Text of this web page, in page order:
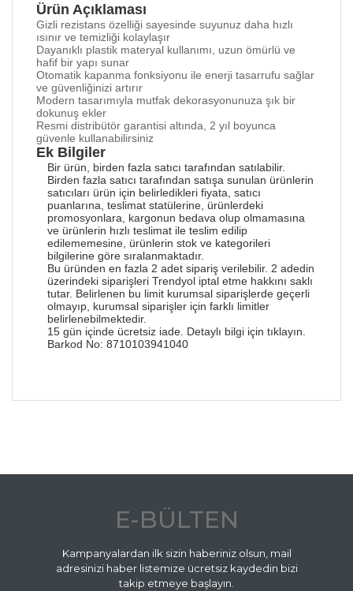
Ürün Açıklaması
Gizli rezistans özelliği sayesinde suyunuz daha hızlı
ısınır ve temizliği kolaylaşır
Dayanıklı plastik materyal kullanımı, uzun ömürlü ve
hafif bir yapı sunar
Otomatik kapanma fonksiyonu ile enerji tasarrufu sağlar
ve güvenliğinizi artırır
Modern tasarımıyla mutfak dekorasyonunuza şık bir
dokunuş ekler
Resmi distribütör garantisi altında, 2 yıl boyunca
güvenle kullanabilirsiniz
Ek Bilgiler
Bir ürün, birden fazla satıcı tarafından satılabilir.
Birden fazla satıcı tarafından satışa sunulan ürünlerin
satıcıları ürün için belirledikleri fiyata, satıcı
puanlarına, teslimat statülerine, ürünlerdeki
promosyonlara, kargonun bedava olup olmamasına
ve ürünlerin hızlı teslimat ile teslim edilip
edilememesine, ürünlerin stok ve kategorileri
bilgilerine göre sıralanmaktadır.
Bu üründen en fazla 2 adet sipariş verilebilir. 2 adedin
üzerindeki siparişleri Trendyol iptal etme hakkını saklı
tutar. Belirlenen bu limit kurumsal siparişlerde geçerli
olmayıp, kurumsal siparişler için farklı limitler
belirlenebilmektedir.
15 gün içinde ücretsiz iade. Detaylı bilgi için tıklayın
Barkod No: 8710103941040
ve diğer konularda yetersiz gördüğünüz noktaları
Ürün bilgilerinde hatalar bulunuyor.
Bu ürüne benzer farklı alternatifler olmalı.
E-BÜLTEN
Kampanyalardan ilk sizin haberiniz olsun, mail
adresinizi haber listemize ücretsiz kaydedin bizi
takip etmeye başlayın.